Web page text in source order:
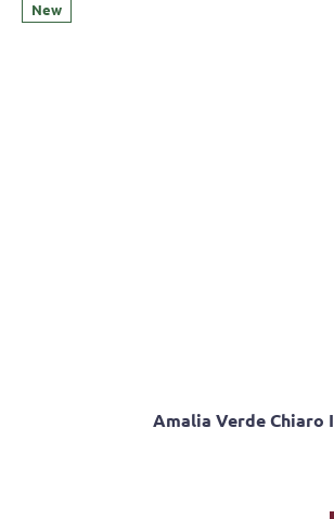
5,0
out
New
Amalia Verde Chiaro I